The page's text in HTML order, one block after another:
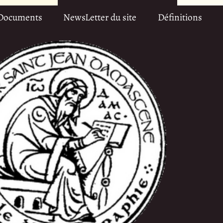
NewsLetter du site Définitions